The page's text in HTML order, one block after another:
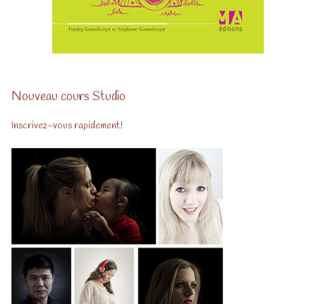
Nouveau cours Studio
Inscrivez-vous rapidement!